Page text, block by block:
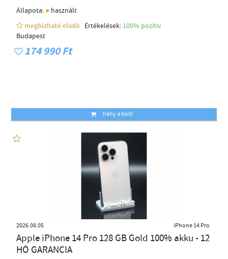
Állapota: ● használt
megbízható eladó
Értékelések: 100% pozítiv
Budapest
174 990 Ft
Irány a bolt!
2026.08.05 iPhone 14 Pro
Apple iPhone 14 Pro 128 GB Gold 100% akku - 12
HÓ GARANCIA